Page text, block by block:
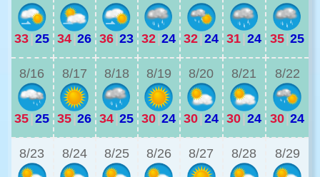
33|25 34|26 36|23 32|24 32|24 31|24 35|25
8/16
35|25
8/17
35|26
8/18
34|25
8/19
30|24
8/20
30|24
8/21
30|24
8/22
30|24
8/23 8/24 8/25 8/26 8/27 8/28 8/29